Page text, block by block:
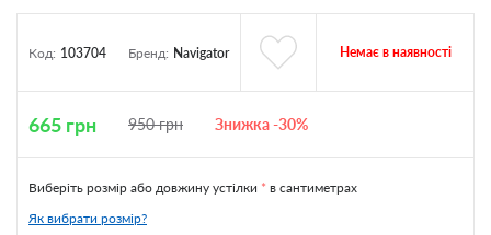
Код: 103704 Бренд: Navigator Немає в наявності
665 грн 950грн Знижка -30%
Виберіть розмір або довжину устілки * в сантиметрах
Як вибрати розмір?